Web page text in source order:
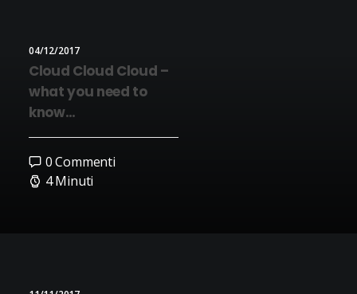
04/12/2017
Cloud Cloud Cloud –
what you need to
know…
0 Commenti
4 Minuti